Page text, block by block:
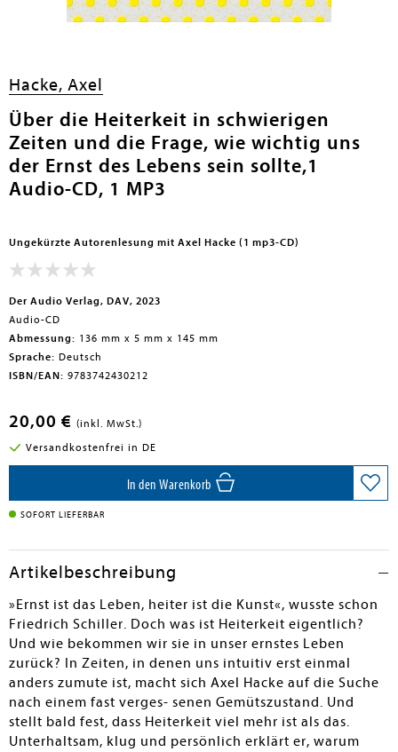
Hacke, Axel
Über die Heiterkeit in schwierigen
Zeiten und die Frage, wie wichtig uns
der Ernst des Lebens sein sollte,1
Audio-CD, 1 MP3
Ungekürzte Autorenlesung mit Axel Hacke (1 mp3-CD)
Der Audio Verlag, DAV, 2023
Audio-CD
Abmessung: 136 mm x 5 mm x 145 mm
Sprache: Deutsch
ISBN/EAN: 9783742430212
20,00 € (inkl. MwSt.)
Versandkostenfrei in DE
In den Warenkorb
SOFORT LIEFERBAR
Artikelbeschreibung
»Ernst ist das Leben, heiter ist die Kunst«, wusste schon
Friedrich Schiller. Doch was ist Heiterkeit eigentlich?
Und wie bekommen wir sie in unser ernstes Leben
zurück? In Zeiten, in denen uns intuitiv erst einmal
anders zumute ist, macht sich Axel Hacke auf die Suche
nach einem fast verges- senen Gemütszustand. Und
stellt bald fest, dass Heiterkeit viel mehr ist als das.
Unterhaltsam, klug und persönlich erklärt er, warum